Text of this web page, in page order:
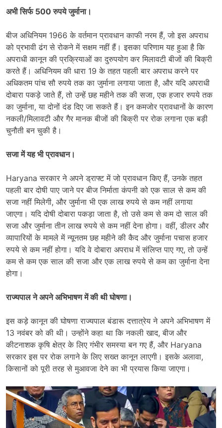
अभी सिर्फ 500 रुपये जुर्माना।
बीज अधिनियम 1966 के वर्तमान प्रावधान काफी नरम हैं, जो इस अपराध
को प्रभावी ढंग से रोकने में सक्षम नहीं हैं। इसका परिणाम यह हुआ है कि
अपराधी कानून की प्रक्रियाओं का दुरुपयोग कर मिलावटी बीजों की बिक्री
करते हैं। अधिनियम की धारा 19 के तहत पहली बार अपराध करने पर
अधिकतम पांच सौ रुपये तक का जुर्माना लगाया जाता है, और यदि अपराधी
दोबारा पकड़े जाते हैं, तो उन्हें छह महीने तक की सजा, एक हजार रुपये तक
का जुर्माना, या दोनों दंड दिए जा सकते हैं। इन कमजोर प्रावधानों के कारण
नकली/मिलावटी और गैर मानक बीजों की बिक्री पर रोक लगाना एक बड़ी
चुनौती बन चुकी है।
सजा में यह भी प्रावधान।
Haryana सरकार ने अपने ड्राफ्ट में जो प्रावधान किए हैं, उनके तहत
पहली बार दोषी पाए जाने पर बीज निर्माता कंपनी को एक साल से कम की
सजा नहीं मिलेगी, और जुर्माना भी एक लाख रुपये से कम नहीं लगाया
जाएगा। यदि दोषी दोबारा पकड़ा जाता है, तो उसे कम से कम दो साल की
सजा और जुर्माना तीन लाख रुपये से कम नहीं देना होगा। वहीं, डीलर और
व्यापारियों के मामले में न्यूनतम छह महीने की कैद और जुर्माना पचास हजार
रुपये से कम नहीं होगा। यदि वे दोबारा अपराध में संलिप्त पाए गए, तो उन्हें
कम से कम एक साल की सजा और एक लाख रुपये से कम का जुर्माना देना
होगा।
राज्यपाल ने अपने अभिभाषण में की थी घोषणा।
इस कड़े कानून की घोषणा राज्यपाल बंडारू दत्तात्रेय ने अपने अभिभाषण में
13 नवंबर को की थी। उन्होंने कहा था कि नकली खाद, बीज और
कीटनाशक कृषि क्षेत्र के लिए गंभीर समस्या बन गए हैं, और Haryana
सरकार इस पर रोक लगाने के लिए सख्त कानून लाएगी। इसके अलावा,
किसानों को पूरी तरह से मुआवजा देने का भी प्रयास किया जाएगा।